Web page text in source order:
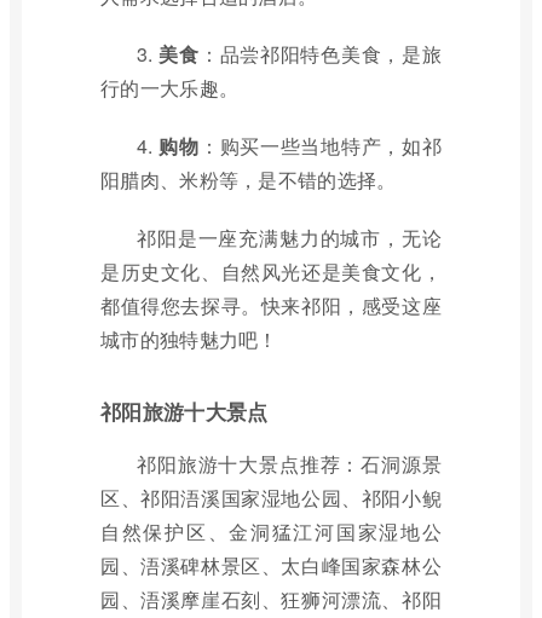
3. 美食 ：品尝祁阳特色美食，是旅
行的一大乐趣。
4. 购物 ：购买一些当地特产，如祁
阳腊肉、米粉等，是不错的选择。
祁阳是一座充满魅力的城市，无论
是历史文化、自然风光还是美食文化，
都值得您去探寻。快来祁阳，感受这座
城市的独特魅力吧！
祁阳旅游十大景点
祁阳旅游十大景点推荐：石洞源景
区、祁阳浯溪国家湿地公园、祁阳小鲵
自然保护区、金洞猛江河国家湿地公
园、浯溪碑林景区、太白峰国家森林公
园、浯溪摩崖石刻、狂狮河漂流、祁阳